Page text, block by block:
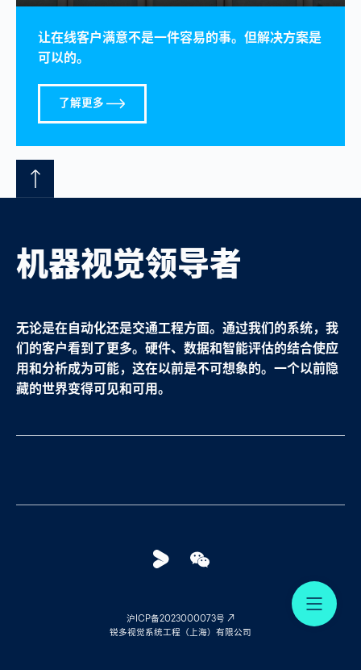
让在线客户满意不是一件容易的事。但解决方案是
可以的。
了解更多
机器视觉领导者
无论是在自动化还是交通工程方面。通过我们的系统，我
们的客户看到了更多。硬件、数据和智能评估的结合使应
用和分析成为可能，这在以前是不可想象的。一个以前隐
藏的世界变得可见和可用。
Youku
沪ICP备2023000073号
锐多视觉系统工程（上海）有限公司